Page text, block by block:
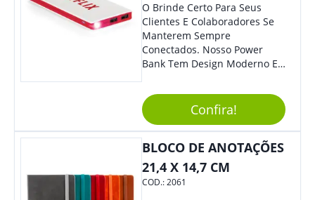
O Brinde Certo Para Seus
Clientes E Colaboradores Se
Manterem Sempre
Conectados. Nosso Power
Bank Tem Design Moderno E
Na Bolsa Ou Na Mochila.
Compatível Com Diversos
Aparelhos, O Brinde É Super
Eficiente E Ágil, Ideal Para
Quem Busca Praticidade No
Dia A Dia. Personalize-O Com
Sua Marca E Tenha Ainda
Mais Destaque Em Eventos E
Confira!
BLOCO DE ANOTAÇÕES
21,4 X 14,7 CM
COD.:2061